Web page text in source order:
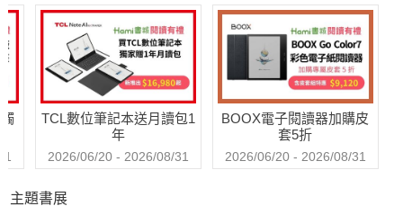
不管是多麼實用的對話技巧，背後都有一個真正的關鍵，那就是
發揮同理心。同理心是「我能感同身受」。這是要跟對方建立交
集，知道你我都是人，難免有掙扎的時候，大家有共同之處。
在這本書中，瑟列斯特．赫莉提供實用的對話策略，包括專注、
躲不掉的對話（例如老闆沒有重點的跟你話家常），或是重要的
對話（例如面試），都能成功應對。
課，教你不當句點
王，「說」出幸福
人生！
TCL數位筆記本送月讀包1
年
2026/06/20 - 2026/08/31
BOOX電子閱讀器加購皮
套5折
2026/06/20 - 2026/08/31
主題書展